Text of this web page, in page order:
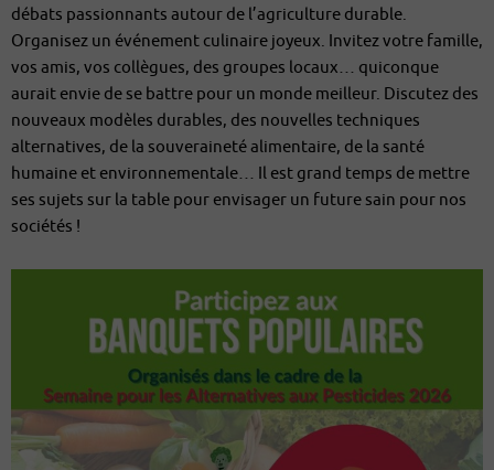
débats passionnants autour de l’agriculture durable.
Organisez un événement culinaire joyeux. Invitez votre famille,
vos amis, vos collègues, des groupes locaux… quiconque
aurait envie de se battre pour un monde meilleur. Discutez des
nouveaux modèles durables, des nouvelles techniques
alternatives, de la souveraineté alimentaire, de la santé
humaine et environnementale… Il est grand temps de mettre
ses sujets sur la table pour envisager un future sain pour nos
sociétés !